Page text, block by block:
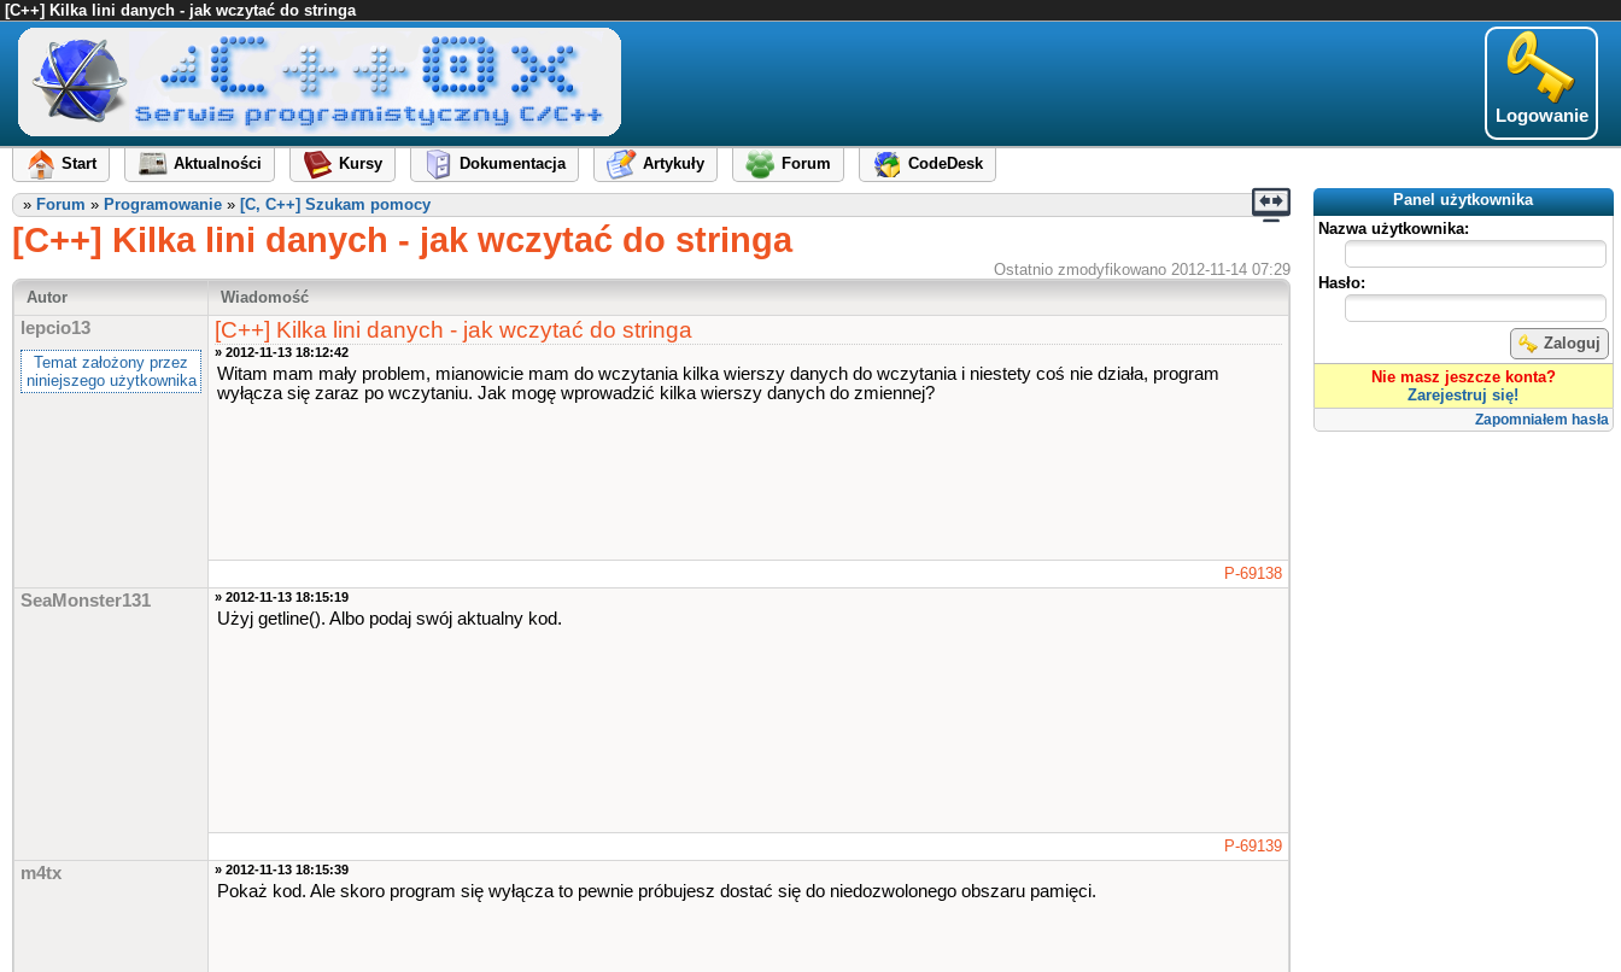
[C++] Kilka lini danych - jak wczytać do stringa
Logowanie
Start Aktualności Kursy Dokumentacja Artykuły Forum
CodeDesk
Panel użytkownika
Nazwa użytkownika:
Hasło:
Zaloguj
Nie masz jeszcze konta?
Zarejestruj się!
Zapomniałem hasła
» Forum » Programowanie » [C, C++] Szukam pomocy
[C++] Kilka lini danych - jak wczytać do stringa
Ostatnio zmodyfikowano 2012-11-14 07:29
Autor
Wiadomość
lepcio13
Temat założony przez
niniejszego użytkownika
[C++] Kilka lini danych - jak wczytać do stringa
» 2012-11-13 18:12:42
Witam mam mały problem, mianowicie mam do wczytania kilka wierszy danych do wczytania i niestety coś nie działa, program
wyłącza się zaraz po wczytaniu. Jak mogę wprowadzić kilka wierszy danych do zmiennej?
P-69138
SeaMonster131 » 2012-11-13 18:15:19
Użyj getline(). Albo podaj swój aktualny kod.
P-69139
m4tx » 2012-11-13 18:15:39
Pokaż kod. Ale skoro program się wyłącza to pewnie próbujesz dostać się do niedozwolonego obszaru pamięci.